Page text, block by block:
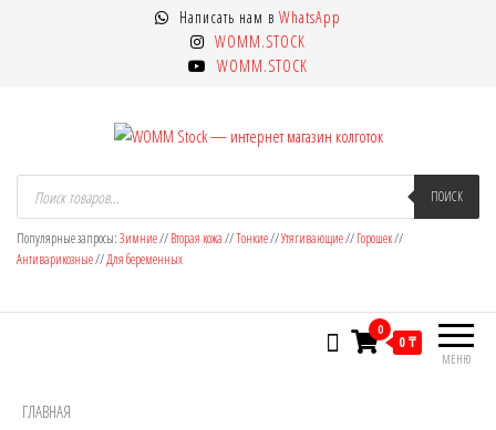
Написать нам в WhatsApp
WOMM.STOCK
WOMM.STOCK
WOMM Stock — интернет магазин
колготок
Колготки MANZI, Naja Street тонкие,
фантазийные, чулки, лосины
Поиск
товаров ПОИСК
Популярные запросы:Зимние//Вторая кожа//Тонкие//Утягивающие//Горошек//
Антиварикозные//Для беременных
МЕНЮ
0
0 ₸
ГЛАВНАЯ